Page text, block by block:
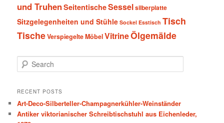
und TruhenSeitentischeSesselsilberplatte
Sitzgelegenheiten und Stühle Sockel Esstisch Tisch
TischeVerspiegelte MöbelVitrineÖlgemälde
e
r
h
RECENT POSTS
Art-Deco-Silberteller-Champagnerkühler-Weinständer
Antiker viktorianischer Schreibtischstuhl aus Eichenleder,